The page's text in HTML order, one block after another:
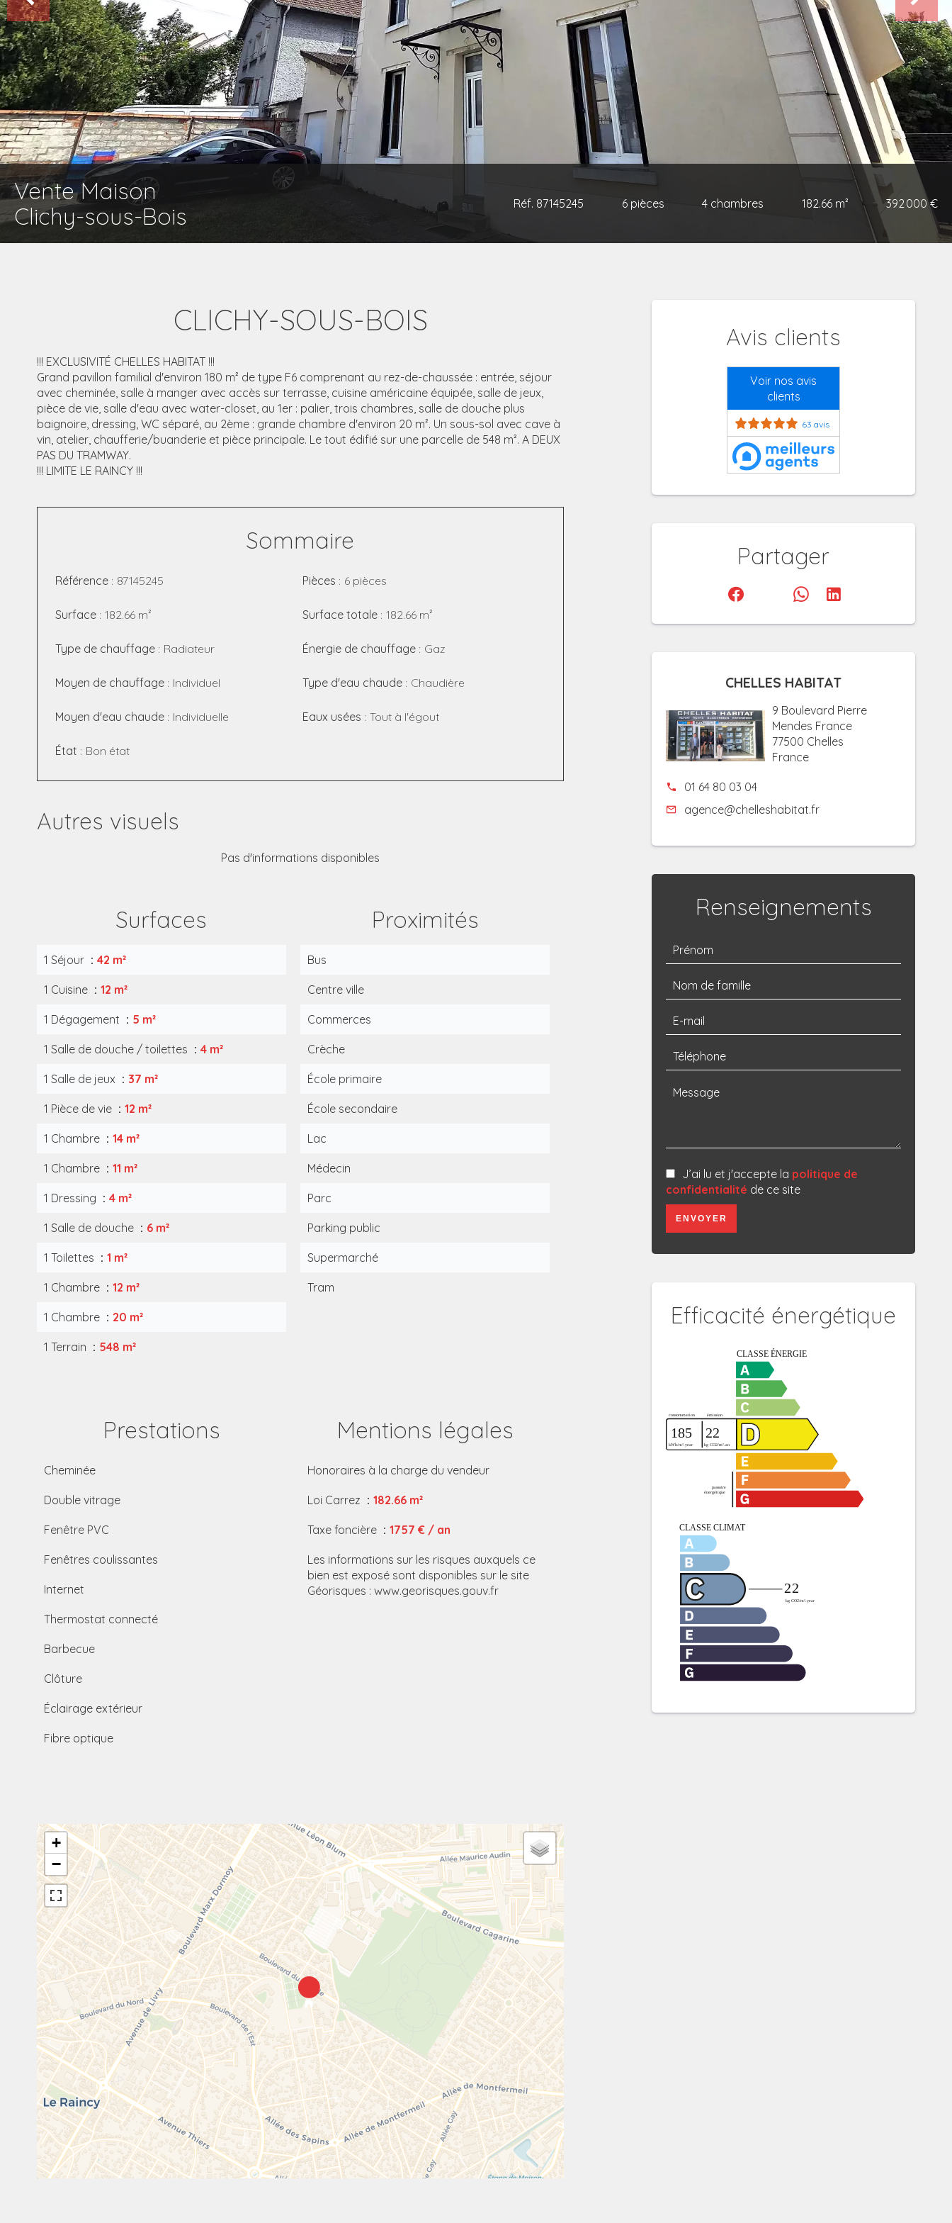
Vente Maison
Clichy-sous-Bois
Réf. 87145245 6 pièces 4 chambres 182.66 m² 392 000 €
CLICHY-SOUS-BOIS
!!! EXCLUSIVITÉ CHELLES HABITAT !!!
Grand pavillon familial d'environ 180 m² de type F6 comprenant au rez-de-chaussée : entrée, séjour
avec cheminée, salle à manger avec accès sur terrasse, cuisine américaine équipée, salle de jeux,
pièce de vie, salle d'eau avec water-closet, au 1er : palier, trois chambres, salle de douche plus
baignoire, dressing, WC séparé, au 2ème : grande chambre d'environ 20 m². Un sous-sol avec cave à
vin, atelier, chaufferie/buanderie et pièce principale. Le tout édifié sur une parcelle de 548 m². A DEUX
PAS DU TRAMWAY.
!!! LIMITE LE RAINCY !!!
Sommaire
Référence 87145245 Pièces 6 pièces
Surface 182.66 m² Surface totale 182.66 m²
Type de chauffage Radiateur Énergie de chauffage Gaz
Moyen de chauffage Individuel Type d'eau chaude Chaudière
Moyen d'eau chaude Individuelle Eaux usées Tout à l'égout
État Bon état
Autres visuels
Pas d'informations disponibles
Surfaces
1 Séjour 42 m²
1 Cuisine 12 m²
1 Dégagement 5 m²
1 Salle de douche / toilettes 4 m²
1 Salle de jeux 37 m²
1 Pièce de vie 12 m²
1 Chambre 14 m²
1 Chambre 11 m²
1 Dressing 4 m²
1 Salle de douche 6 m²
1 Toilettes 1 m²
1 Chambre 12 m²
1 Chambre 20 m²
1 Terrain 548 m²
Proximités
Bus
Centre ville
Commerces
Crèche
École primaire
École secondaire
Lac
Médecin
Parc
Parking public
Supermarché
Tram
Prestations
Cheminée
Double vitrage
Fenêtre PVC
Fenêtres coulissantes
Internet
Thermostat connecté
Barbecue
Clôture
Éclairage extérieur
Fibre optique
Mentions légales
Honoraires à la charge du vendeur
Loi Carrez 182.66 m²
Taxe foncière 1757 € / an
Les informations sur les risques auxquels ce
bien est exposé sont disponibles sur le site
Géorisques : www.georisques.gouv.fr
+
−
Avis clients
Voir nos avis
clients
63 avis
Partager
CHELLES HABITAT
9 Boulevard Pierre
Mendes France
77500 Chelles
France
01 64 80 03 04
agence@chelleshabitat.fr
Renseignements
J’ai lu et j'accepte la politique de
confidentialité de ce site
ENVOYER
Efficacité énergétique